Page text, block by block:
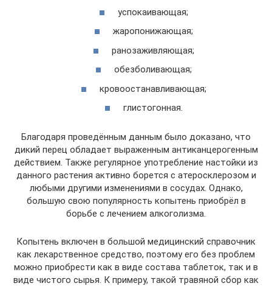
успокаивающая;
жаропонижающая;
ранозаживляющая;
обезболивающая;
кровоостанавливающая;
глистогонная.
Благодаря проведённым данным было доказано, что
дикий перец обладает выраженным антиканцерогенным
действием. Также регулярное употребление настойки из
данного растения активно борется с атеросклерозом и
любыми другими изменениями в сосудах. Однако,
большую свою популярность копытень приобрёл в
борьбе с лечением алкоголизма.
Копытень включен в большой медицинский справочник
как лекарственное средство, поэтому его без проблем
можно приобрести как в виде состава таблеток, так и в
виде чистого сырья. К примеру, такой травяной сбор как